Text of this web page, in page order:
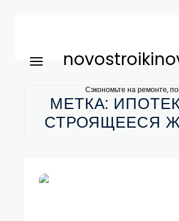
Сэкономьте на ремонте,
МЕТКА:
СТРОЯЩЕЕСЯ